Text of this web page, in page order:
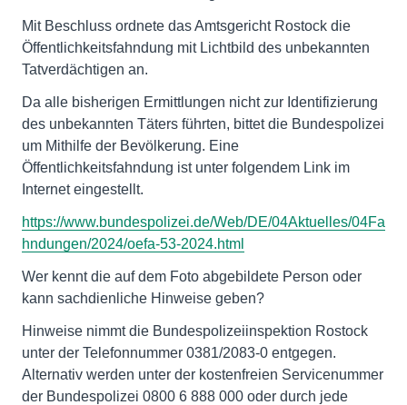
Mit Beschluss ordnete das Amtsgericht Rostock die
Öffentlichkeitsfahndung mit Lichtbild des unbekannten
Tatverdächtigen an.
Da alle bisherigen Ermittlungen nicht zur Identifizierung
des unbekannten Täters führten, bittet die Bundespolizei
um Mithilfe der Bevölkerung. Eine
Öffentlichkeitsfahndung ist unter folgendem Link im
Internet eingestellt.
https://www.bundespolizei.de/Web/DE/04Aktuelles/04Fa
hndungen/2024/oefa-53-2024.html
Wer kennt die auf dem Foto abgebildete Person oder
kann sachdienliche Hinweise geben?
Hinweise nimmt die Bundespolizeiinspektion Rostock
unter der Telefonnummer 0381/2083-0 entgegen.
Alternativ werden unter der kostenfreien Servicenummer
der Bundespolizei 0800 6 888 000 oder durch jede